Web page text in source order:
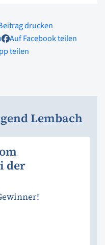
drucken
Auf Facebook teilen
teilen
Lembach
der